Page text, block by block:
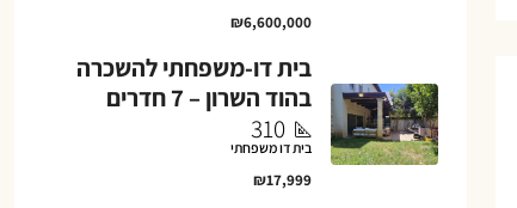
₪6,600,000
בית דו-משפחתי להשכרה
בהוד השרון – 7 חדרים
310
בית דו משפחתי
₪17,999